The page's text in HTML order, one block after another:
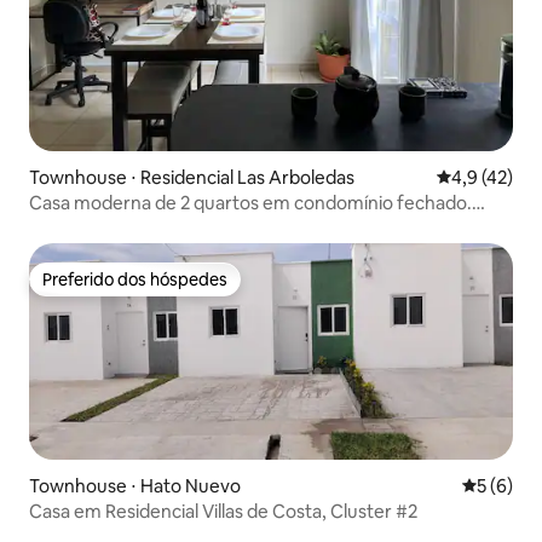
Townhouse ⋅ Residencial Las Arboledas 4,9 de uma
4,9 (42)
Casa moderna de 2 quartos em condomínio fechado.
Preferido dos hóspedes
Preferido dos hóspedes
Townhouse ⋅ Hato Nuevo 5 de
5 (6)
Casa em Residencial Villas de Costa, Cluster #2